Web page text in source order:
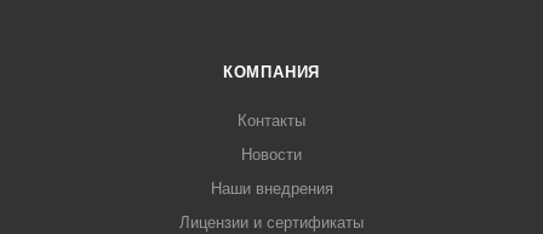
КОМПАНИЯ
Контакты
Новости
Наши внедрения
Лицензии и сертификаты